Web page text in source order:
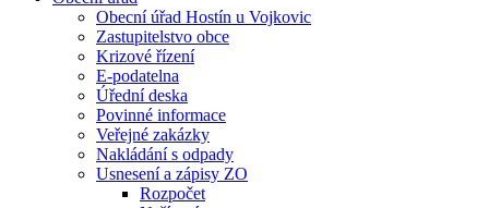
Obecní úřad Hostín u Vojkovic
Zastupitelstvo obce
Krizové řízení
E-podatelna
Úřední deska
Povinné informace
Veřejné zakázky
Nakládání s odpady
Usnesení a zápisy ZO
Rozpočet